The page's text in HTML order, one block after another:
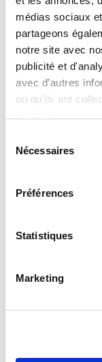
médias sociaux
partageons
notre site avec
publicité et
avec d'autres
ou qu'ils ont
Nécessaires
Préférences
Statistiques
Marketing